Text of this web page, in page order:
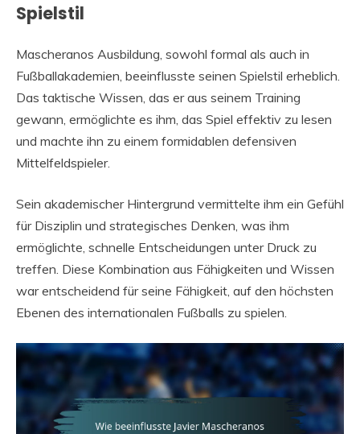
Spielstil
Mascheranos Ausbildung, sowohl formal als auch in
Fußballakademien, beeinflusste seinen Spielstil erheblich.
Das taktische Wissen, das er aus seinem Training
gewann, ermöglichte es ihm, das Spiel effektiv zu lesen
und machte ihn zu einem formidablen defensiven
Mittelfeldspieler.
Sein akademischer Hintergrund vermittelte ihm ein Gefühl
für Disziplin und strategisches Denken, was ihm
ermöglichte, schnelle Entscheidungen unter Druck zu
treffen. Diese Kombination aus Fähigkeiten und Wissen
war entscheidend für seine Fähigkeit, auf den höchsten
Ebenen des internationalen Fußballs zu spielen.